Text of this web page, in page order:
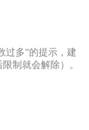
过多”的提示，建
制就会解除）。